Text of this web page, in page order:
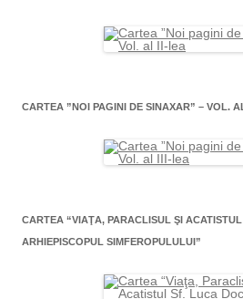
CARTEA ”NOI PAGINI DE SINAXAR” – VOL.
CARTEA “VIAŢA, PARACLISUL ŞI
ARHIEPISCOPUL SIMFEROPULULUI”